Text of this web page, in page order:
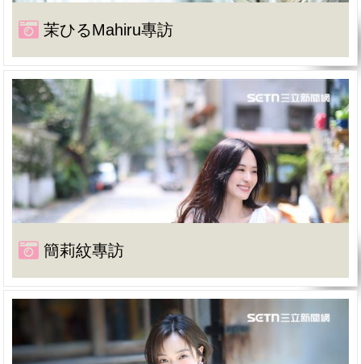
茉ひるMahiru專訪
簡莉紋專訪